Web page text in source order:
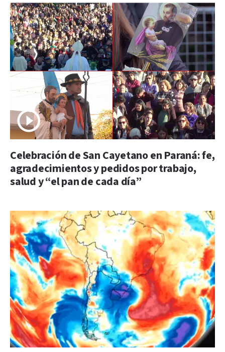
Celebración de San Cayetano en Paraná: fe,
agradecimientos y pedidos por trabajo,
salud y “el pan de cada día”